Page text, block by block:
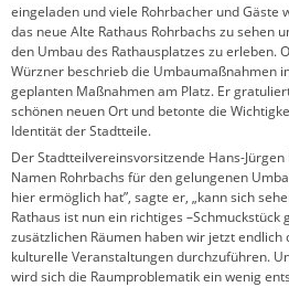
eingeladen und viele Rohrbacher und Gäste
das neue Alte Rathaus Rohrbachs zu sehen
den Umbau des Rathausplatzes zu erleben.
Würzner beschrieb die Umbaumaßnahmen
geplanten Maßnahmen am Platz. Er
schönen neuen Ort und betonte die
Identität der Stadtteile.
Der Stadtteilvereinsvorsitzende Hans-
Namen Rohrbachs für den gelungenen
hier ermöglich hat”, sagte er, „kann sich
Rathaus ist nun ein richtiges –Schmuckstück
zusätzlichen Räumen haben wir jetzt
kulturelle Veranstaltungen durchzuführen.
wird sich die Raumproblematik ein wenig